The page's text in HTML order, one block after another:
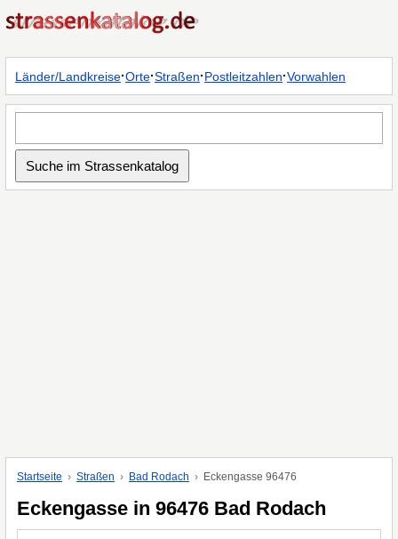
Länder/Landkreise·Orte·Straßen·Postleitzahlen·Vorwahlen
Startseite Straßen Bad Rodach Eckengasse 96476
Eckengasse in 96476 Bad Rodach